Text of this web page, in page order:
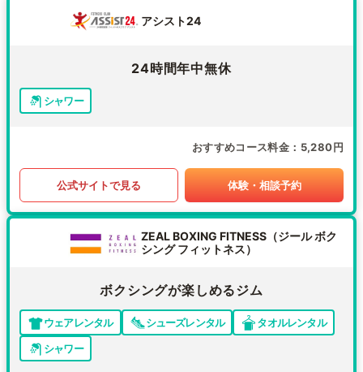
アシスト24
24時間年中無休
シャワー
おすすめコース料金 5,280円
公式サイトで見る 体験・相談予約
ZEAL BOXING FITNESS（ジール ボク
シング フィットネス）
ボクシングが楽しめるジム
ウェアレンタル シューズレンタル
タオルレンタル
シャワー